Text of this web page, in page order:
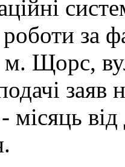
за
м. Щорс,
заяв
місяць